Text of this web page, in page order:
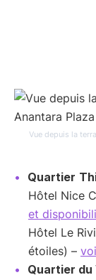
Vue depuis la
Quartier
Hôtel Nice
et
Hôtel Le
étoiles) –
Quartier du